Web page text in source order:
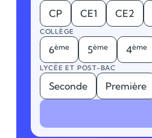
CP CE1 CE2
COLLÈGE
6ème 5ème 4ème
LYCÉE ET POST-BAC
Seconde Première